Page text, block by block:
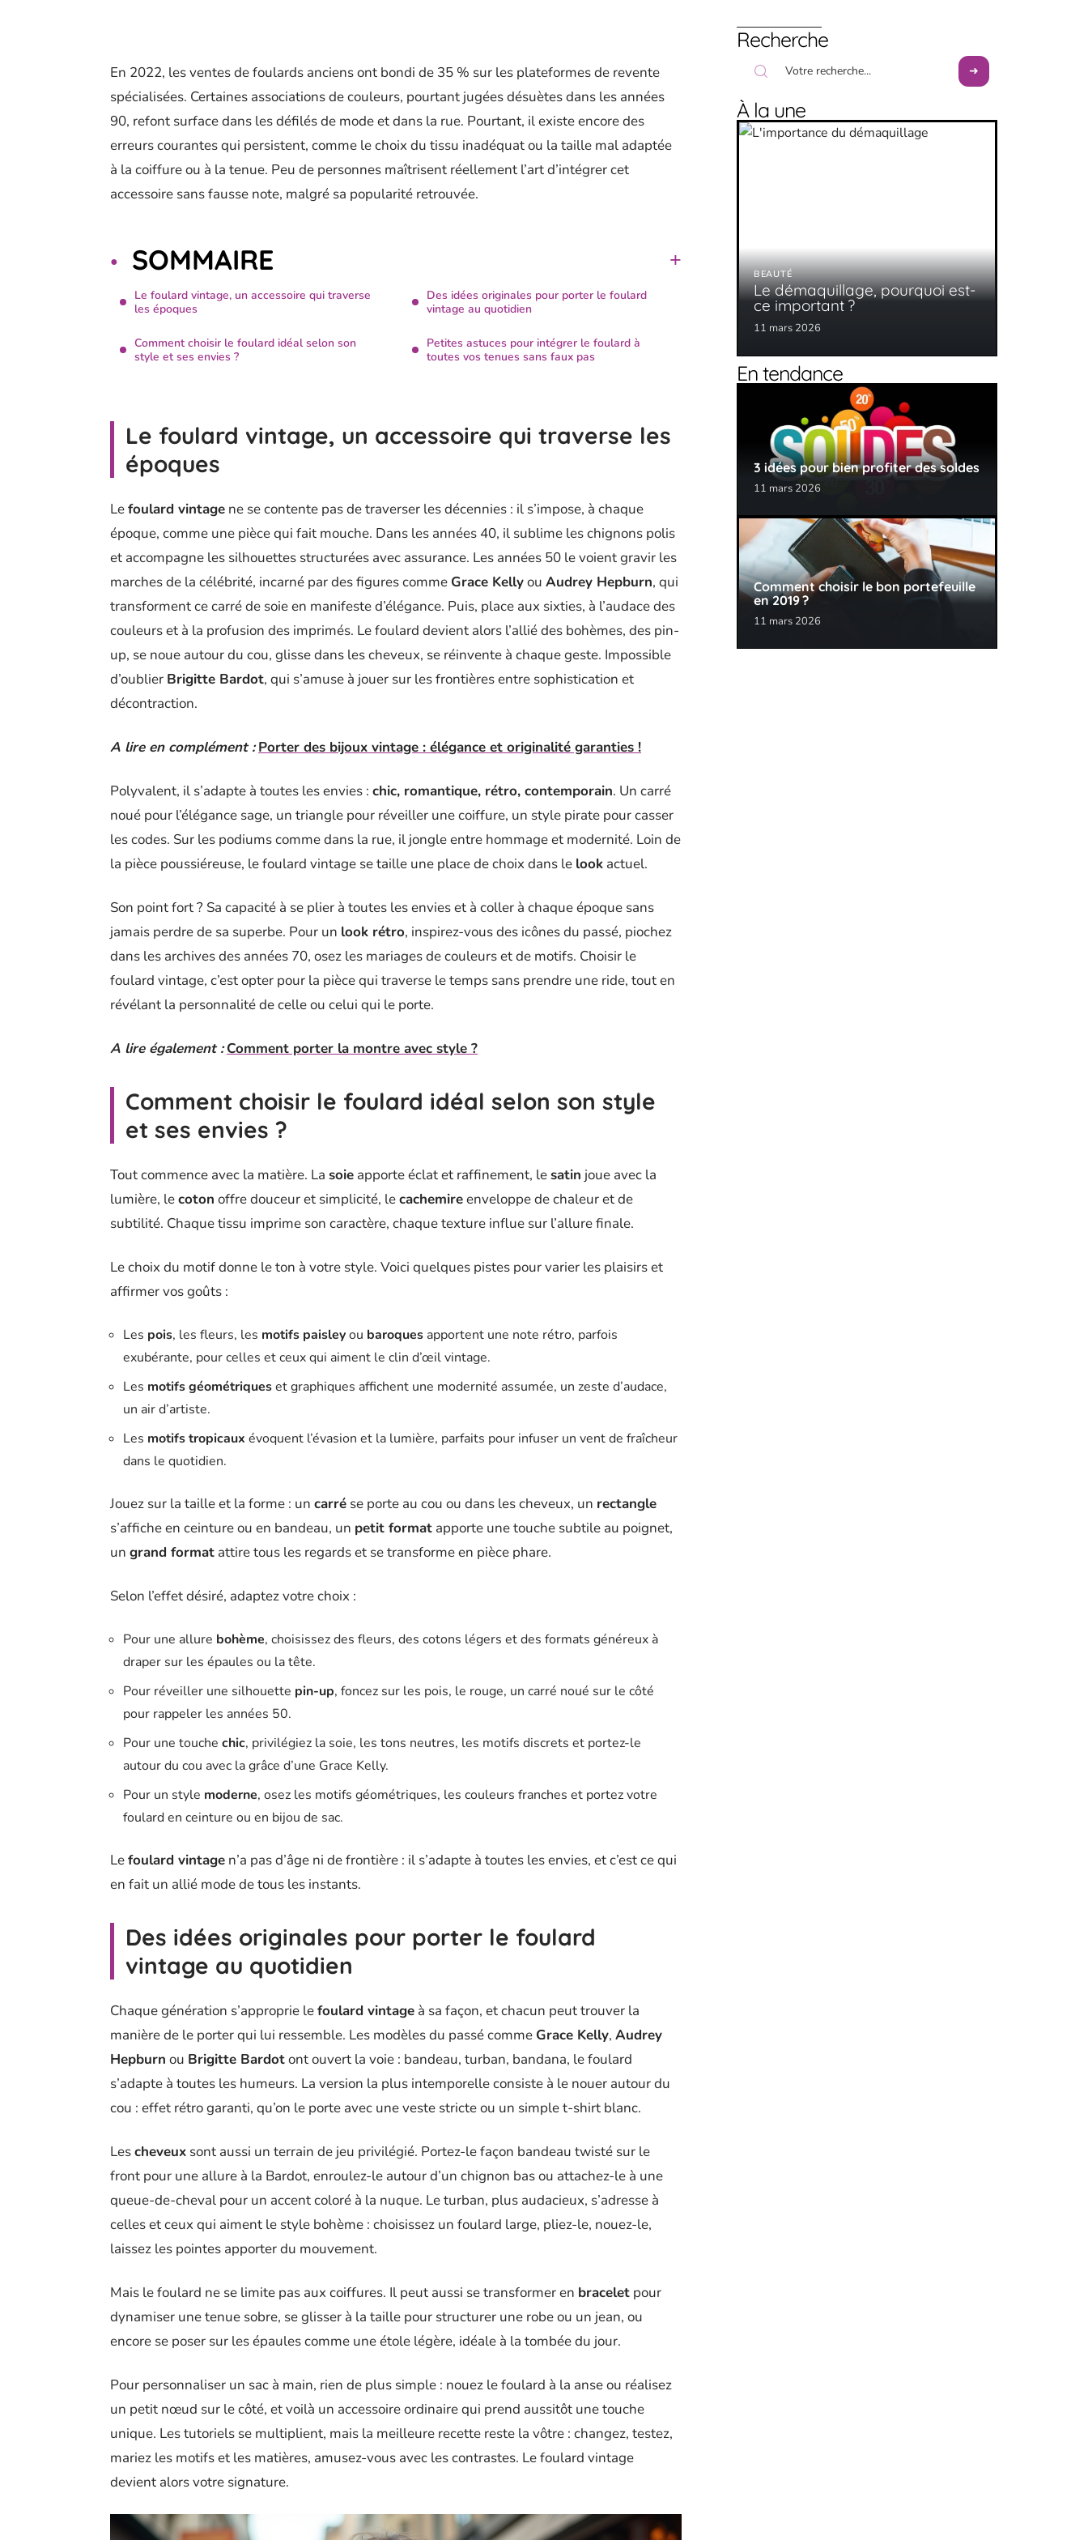
En 2022, les ventes de foulards anciens ont bondi de 35 % sur les plateformes de revente
spécialisées. Certaines associations de couleurs, pourtant jugées désuètes dans les années
90, refont surface dans les défilés de mode et dans la rue. Pourtant, il existe encore des
erreurs courantes qui persistent, comme le choix du tissu inadéquat ou la taille mal adaptée
à la coiffure ou à la tenue. Peu de personnes maîtrisent réellement l’art d’intégrer cet
accessoire sans fausse note, malgré sa popularité retrouvée.
SOMMAIRE
Le foulard vintage, un accessoire qui traverse
les époques
Comment choisir le foulard idéal selon son
style et ses envies ?
Des idées originales pour porter le foulard
vintage au quotidien
Petites astuces pour intégrer le foulard à
toutes vos tenues sans faux pas
Le foulard vintage, un accessoire qui traverse les
époques
Lefoulard vintage ne se contente pas de traverser les décennies : il s’impose, à chaque
époque, comme une pièce qui fait mouche. Dans les années 40, il sublime les chignons polis
et accompagne les silhouettes structurées avec assurance. Les années 50 le voient gravir les
marches de la célébrité, incarné par des figures comme Grace Kellyou Audrey Hepburn, qui
transforment ce carré de soie en manifeste d’élégance. Puis, place aux sixties, à l’audace des
couleurs et à la profusion des imprimés. Le foulard devient alors l’allié des bohèmes, des pin-
up, se noue autour du cou, glisse dans les cheveux, se réinvente à chaque geste. Impossible
d’oublier Brigitte Bardot, qui s’amuse à jouer sur les frontières entre sophistication et
décontraction.
A lire en complément : Porter des bijoux vintage : élégance et originalité garanties !
Polyvalent, il s’adapte à toutes les envies : chic, romantique, rétro, contemporain. Un carré
noué pour l’élégance sage, un triangle pour réveiller une coiffure, un style pirate pour casser
les codes. Sur les podiums comme dans la rue, il jongle entre hommage et modernité. Loin de
la pièce poussiéreuse, le foulard vintage se taille une place de choix dans le look actuel.
Son point fort ? Sa capacité à se plier à toutes les envies et à coller à chaque époque sans
jamais perdre de sa superbe. Pour un look rétro, inspirez-vous des icônes du passé, piochez
dans les archives des années 70, osez les mariages de couleurs et de motifs. Choisir le
foulard vintage, c’est opter pour la pièce qui traverse le temps sans prendre une ride, tout en
révélant la personnalité de celle ou celui qui le porte.
A lire également : Comment porter la montre avec style ?
Comment choisir le foulard idéal selon son style
et ses envies ?
Tout commence avec la matière. La soie apporte éclat et raffinement, lesatin joue avec la
lumière, lecoton offre douceur et simplicité, lecachemireenveloppe de chaleur et de
subtilité. Chaque tissu imprime son caractère, chaque texture influe sur l’allure finale.
Le choix du motif donne le ton à votre style. Voici quelques pistes pour varier les plaisirs et
affirmer vos goûts :
Les pois, les fleurs, les motifs paisleyou baroques apportent une note rétro, parfois
exubérante, pour celles et ceux qui aiment le clin d’œil vintage.
Les motifs géométriqueset graphiques affichent une modernité assumée, un zeste d’audace,
un air d’artiste.
Les motifs tropicaux évoquent l’évasion et la lumière, parfaits pour infuser un vent de fraîcheur
dans le quotidien.
Jouez sur la taille et la forme : un carré se porte au cou ou dans les cheveux, un rectangle
s’affiche en ceinture ou en bandeau, un petit format apporte une touche subtile au poignet,
un grand format attire tous les regards et se transforme en pièce phare.
Selon l’effet désiré, adaptez votre choix :
Pour une allure bohème, choisissez des fleurs, des cotons légers et des formats généreux à
draper sur les épaules ou la tête.
Pour réveiller une silhouette pin-up, foncez sur les pois, le rouge, un carré noué sur le côté
pour rappeler les années 50.
Pour une touche chic, privilégiez la soie, les tons neutres, les motifs discrets et portez-le
autour du cou avec la grâce d’une Grace Kelly.
Pour un style moderne, osez les motifs géométriques, les couleurs franches et portez votre
foulard en ceinture ou en bijou de sac.
Lefoulard vintage n’a pas d’âge ni de frontière : il s’adapte à toutes les envies, et c’est ce qui
en fait un allié mode de tous les instants.
Des idées originales pour porter le foulard
vintage au quotidien
Chaque génération s’approprie lefoulard vintage à sa façon, et chacun peut trouver la
manière de le porter qui lui ressemble. Les modèles du passé comme Grace Kelly, Audrey
Hepburn ou Brigitte Bardotont ouvert la voie : bandeau, turban, bandana, le foulard
s’adapte à toutes les humeurs. La version la plus intemporelle consiste à le nouer autour du
cou : effet rétro garanti, qu’on le porte avec une veste stricte ou un simple t-shirt blanc.
Lescheveux sont aussi un terrain de jeu privilégié. Portez-le façon bandeau twisté sur le
front pour une allure à la Bardot, enroulez-le autour d’un chignon bas ou attachez-le à une
queue-de-cheval pour un accent coloré à la nuque. Le turban, plus audacieux, s’adresse à
celles et ceux qui aiment le style bohème : choisissez un foulard large, pliez-le, nouez-le,
laissez les pointes apporter du mouvement.
Mais le foulard ne se limite pas aux coiffures. Il peut aussi se transformer en bracelet pour
dynamiser une tenue sobre, se glisser à la taille pour structurer une robe ou un jean, ou
encore se poser sur les épaules comme une étole légère, idéale à la tombée du jour.
Pour personnaliser un sac à main, rien de plus simple : nouez le foulard à la anse ou réalisez
un petit nœud sur le côté, et voilà un accessoire ordinaire qui prend aussitôt une touche
unique. Les tutoriels se multiplient, mais la meilleure recette reste la vôtre : changez, testez,
mariez les motifs et les matières, amusez-vous avec les contrastes. Le foulard vintage
devient alors votre signature.
Recherche
À la une
BEAUTÉ
Le démaquillage, pourquoi est-
ce important ?
11 mars 2026
En tendance
3 idées pour bien profiter des soldes
11 mars 2026
Comment choisir le bon portefeuille
en 2019 ?
11 mars 2026